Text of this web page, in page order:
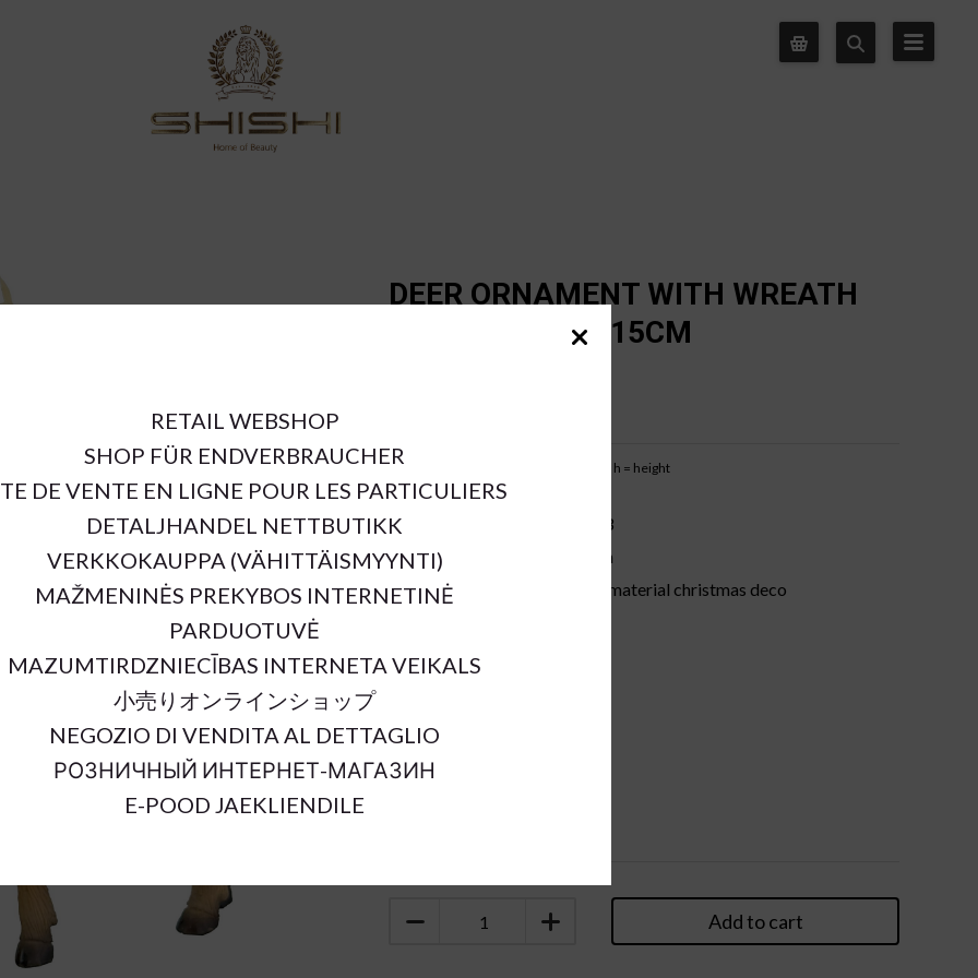
DEER ORNAMENT WITH WREATH
BROWN GREEN 15CM
a = max width h = height
SKU:
67943
Color:
brown
Sort Material:
other material christmas deco
Add to cart
RETAIL WEBSHOP
SHOP FÜR ENDVERBRAUCHER
DE VENTE EN LIGNE POUR LES PARTICULIERS
DETALJHANDEL NETTBUTIKK
VERKKOKAUPPA (VÄHITTÄISMYYNTI)
MAŽMENINĖS PREKYBOS INTERNETINĖ
PARDUOTUVĖ
MAZUMTIRDZNIECĪBAS INTERNETA VEIKALS
小売りオンラインショップ
NEGOZIO DI VENDITA AL DETTAGLIO
РОЗНИЧНЫЙ ИНТЕРНЕТ-МАГАЗИН
E-POOD JAEKLIENDILE